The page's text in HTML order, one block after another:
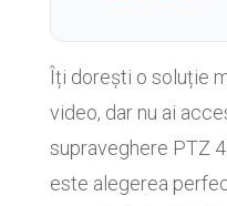
Îți dorești o soluție
video, dar nu ai
supraveghere PTZ
este alegerea